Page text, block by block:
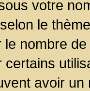
votre
le
le nombre
certains
avoir